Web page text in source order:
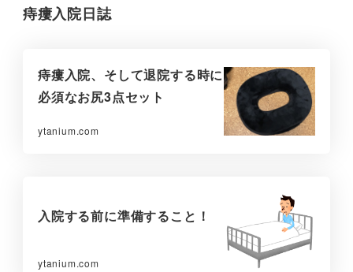
痔瘻入院日誌
痔瘻入院、そして退院する時に
必須なお尻3点セット
ytanium.com
入院する前に準備すること！
ytanium.com